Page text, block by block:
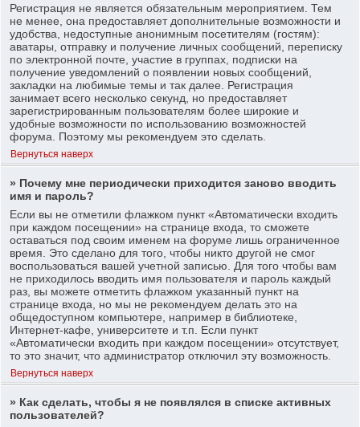
Регистрация не является обязательным мероприятием. Тем
не менее, она предоставляет дополнительные возможности и
удобства, недоступные анонимным посетителям (гостям):
аватары, отправку и получение личных сообщений, переписку
по электронной почте, участие в группах, подписки на
получение уведомлений о появлении новых сообщений,
закладки на любимые темы и так далее. Регистрация
занимает всего несколько секунд, но предоставляет
зарегистрированным пользователям более широкие и
удобные возможности по использованию возможностей
форума. Поэтому мы рекомендуем это сделать.
Вернуться наверх
» Почему мне периодически приходится заново вводить
имя и пароль?
Если вы не отметили флажком пункт «Автоматически входить
при каждом посещении» на странице входа, то сможете
оставаться под своим именем на форуме лишь ограниченное
время. Это сделано для того, чтобы никто другой не смог
воспользоваться вашей учетной записью. Для того чтобы вам
не приходилось вводить имя пользователя и пароль каждый
раз, вы можете отметить флажком указанный пункт на
странице входа, но мы не рекомендуем делать это на
общедоступном компьютере, например в библиотеке,
Интернет-кафе, университете и т.п. Если пункт
«Автоматически входить при каждом посещении» отсутствует,
то это значит, что администратор отключил эту возможность.
Вернуться наверх
» Как сделать, чтобы я не появлялся в списке активных
пользователей?